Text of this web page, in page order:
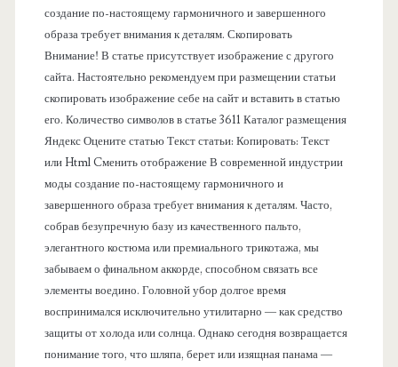
создание по-настоящему гармоничного и завершенного
образа требует внимания к деталям. Скопировать
Внимание! В статье присутствует изображение с другого
сайта. Настоятельно рекомендуем при размещении статьи
скопировать изображение себе на сайт и вставить в статью
его. Количество символов в статье 3611 Каталог размещения
Яндекс Оцените статью Текст статьи: Копировать: Текст
или Html Cменить отображение В современной индустрии
моды создание по-настоящему гармоничного и
завершенного образа требует внимания к деталям. Часто,
собрав безупречную базу из качественного пальто,
элегантного костюма или премиального трикотажа, мы
забываем о финальном аккорде, способном связать все
элементы воедино. Головной убор долгое время
воспринимался исключительно утилитарно — как средство
защиты от холода или солнца. Однако сегодня возвращается
понимание того, что шляпа, берет или изящная панама —